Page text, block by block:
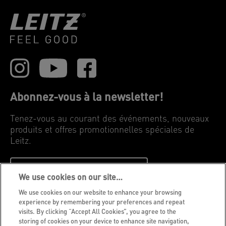
Abonnez-vous à la newsletter!
Tenez-vous au courant des événements, nouveaux
produits et offres promotionnelles spéciales de
Leitz.
Avis de confidentialité
Cookies
We use cookies on our site…
We use cookies on our website to enhance your browsing
experience by remembering your preferences and repeat
visits. By clicking “Accept All Cookies”, you agree to the
storing of cookies on your device to enhance site navigation,